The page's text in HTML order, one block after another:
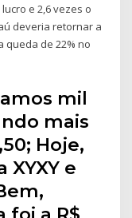
e 2,6 vezes o
deveria retornar a
queda de 22% no
mil
mais
Hoje,
e